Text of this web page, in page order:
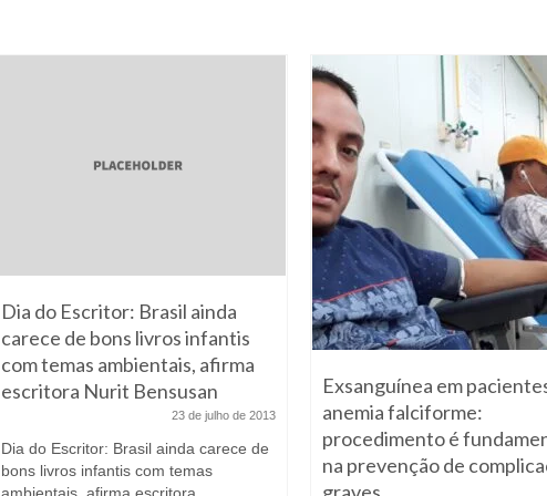
Dia do Escritor: Brasil ainda
carece de bons livros infantis
com temas ambientais, afirma
escritora Nurit Bensusan
23 de julho de 2013
Dia do Escritor: Brasil ainda carece de
bons livros infantis com temas
Exsanguínea em
anemia falciforme:
procedimento é
na prevenção de